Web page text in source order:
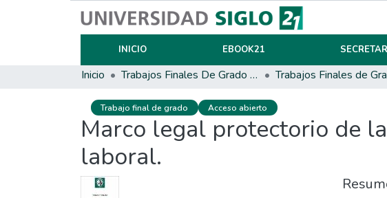
INICIO EBOOK21
Inicio Trabajos Finales De Grado Y Posgrado Trabajos Finales de
Trabajo final de grado Acceso abierto
Marco legal protectorio de
laboral.